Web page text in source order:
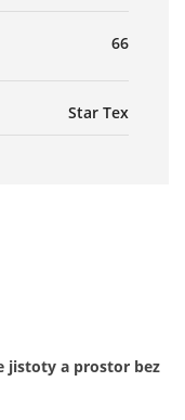
66
Star Tex
jistoty a prostor bez